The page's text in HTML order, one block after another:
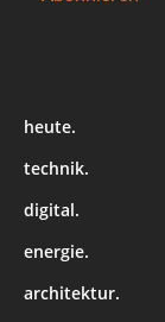
heute.
technik.
digital.
energie.
architektur.